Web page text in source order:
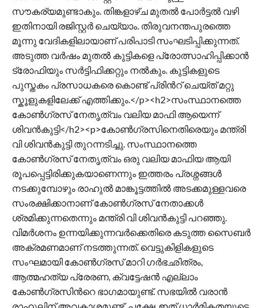
സൗകര്യമുണ്ടാകും. തിങ്കളാഴ്ച മുതൽ പോർട്ടൽ വഴി
ഇതിനായി രജിസ്റ്റർ ചെയ്യാം. തിരുവനന്തപുരത്തെ
മൂന്നു വേദികളിലായാണ് പരിപാടി സംഘടിപ്പിക്കുന്നത്.
അടുത്ത വർഷം മുതൽ കുട്ടികളെ പ്രോത്സാഹിപ്പിക്കാൻ
ട്രോഫിയും സർട്ടിഫിക്കറ്റും നൽകും. കുട്ടികളുടെ
പുസ്തകം പ്രസാധകരെ കൊണ്ട് പ്രിന്‍റ് ചെയ്ത് മറ്റു
സ്കൂളുകളിലേക്ക് എത്തിക്കും.</p><h2>സംസ്ഥാനത്തെ
കോണ്‍ഗ്രസ് നേതൃത്വം വലിയ മാഫി ആയെന്ന്
ശിവൻകുട്ടി</h2><p>കോണ്‍ഗ്രസിനെതിരെയും മന്ത്രി
വി ശിവൻകുട്ടി തുറന്നടിച്ചു. സംസ്ഥാനത്തെ
കോൺഗ്രസ് നേതൃത്വം ഒരു വലിയ മാഫിയ ആയി
രൂപപ്പെട്ടിരിക്കുകയാണെന്നും ഇത്തരം പ്രശ്നങ്ങൾ
നടക്കുമ്പോഴും രാഹുൽ മാങ്കൂട്ടത്തിൽ അടക്കമുള്ളവരെ
സംരക്ഷിക്കാനാണ് കോൺഗ്രസ് നേതാക്കൾ
ശ്രമിക്കുന്നതെന്നും മന്ത്രി വി ശിവൻകുട്ടി പറഞ്ഞു.
വിമർശനം ഉന്നയിക്കുന്നവർക്കെതിരെ കടുത്ത സൈബർ
അക്രമണമാണ് നടത്തുന്നത്. വെട്ടുകിളികളുടെ
സംഘമായി കോൺഗ്രസ് മാറി ഗർഭഛിത്രം,
ആത്മഹത്യ പ്രേരണ, ക്വട്ടേഷൻ എല്ലാം
കോൺഗ്രസിന്‍റെ ഭാഗമായുണ്ട്. സഭയിൽ വരാൻ
രാഹുലിന് അവകാശമുണ്ട്. പക്ഷേ, ഇത് ധാർമികതയുടെ